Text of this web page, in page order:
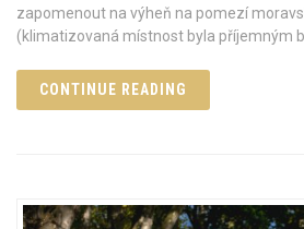
zapomenout na výheň na pomezí
(klimatizovaná místnost byla příjemným
CONTINUE READING